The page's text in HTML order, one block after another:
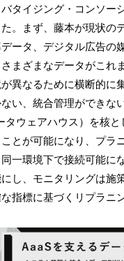
タイジング・コンソー
。まず、藤本が現状の
ータ、デジタル広告の
まざまなデータがこれ
異なるために横断的に
い、統合管理ができな
タウェアハウス）を核
とが可能になり、プラ
一環境下で接続可能に
し、モニタリングは施
指標に基づくリプラニ